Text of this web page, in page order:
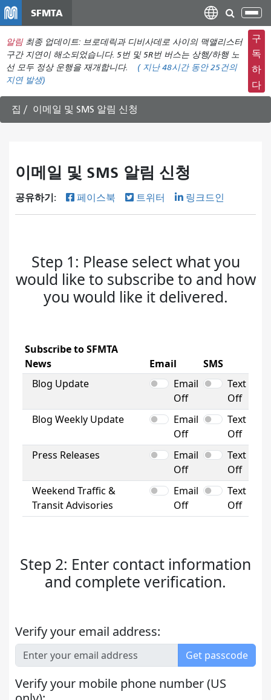
컨
텐
츠
건
너
뛰
SFMTA
탐
색
메
뉴
전
환
알림 최종 업데이트: 브로데릭과 디비사데로 사이의 맥앨리스터
구간 지연이 해소되었습니다. 5번 및 5R번 버스는 상행/하행 노
선 모두 정상 운행을 재개합니다.
( 지난 48시간 동안25건의
지연 발생)
구
독
하
다
집 이메일 및 SMS 알림 신청
이메일 및 SMS 알림 신청
공유하기: 페이스북 트위터 링크드인